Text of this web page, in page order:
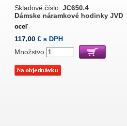
Skladové číslo: JC650.4
Dámske náramkové hodinky JVD
oceľ
117,00 € s DPH
Množstvo